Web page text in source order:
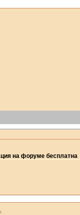
на форуме бесплатна
.